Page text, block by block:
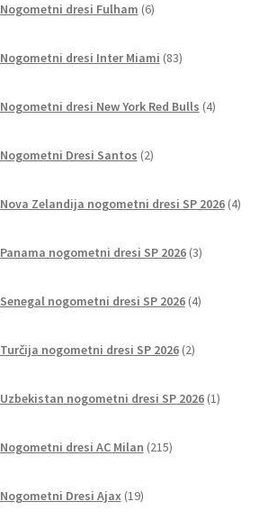
Nogometni dresi Fulham 6izdelkov
Nogometni dresi Inter Miami 83izdelkov
Nogometni dresi New York Red Bulls 4izdelki
Nogometni Dresi Santos 2izdelka
Nova Zelandija nogometni dresi SP 2026 4izdelki
Panama nogometni dresi SP 2026 3izdelki
Senegal nogometni dresi SP 2026 4izdelki
Turčija nogometni dresi SP 2026 2izdelka
Uzbekistan nogometni dresi SP 2026 1izdelek
Nogometni dresi AC Milan 215izdelkov
Nogometni Dresi Ajax 19izdelkov